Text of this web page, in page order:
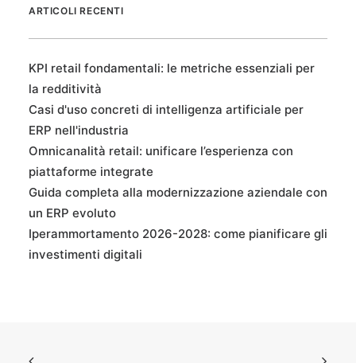
ARTICOLI RECENTI
KPI retail fondamentali: le metriche essenziali per
la redditività
Casi d'uso concreti di intelligenza artificiale per
ERP nell'industria
Omnicanalità retail: unificare l’esperienza con
piattaforme integrate
Guida completa alla modernizzazione aziendale con
un ERP evoluto
Iperammortamento 2026-2028: come pianificare gli
investimenti digitali